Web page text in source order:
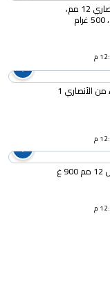
حمص الأنصاري 12 مم،
بازلاء بيضاء من الأنصاري 1
غ